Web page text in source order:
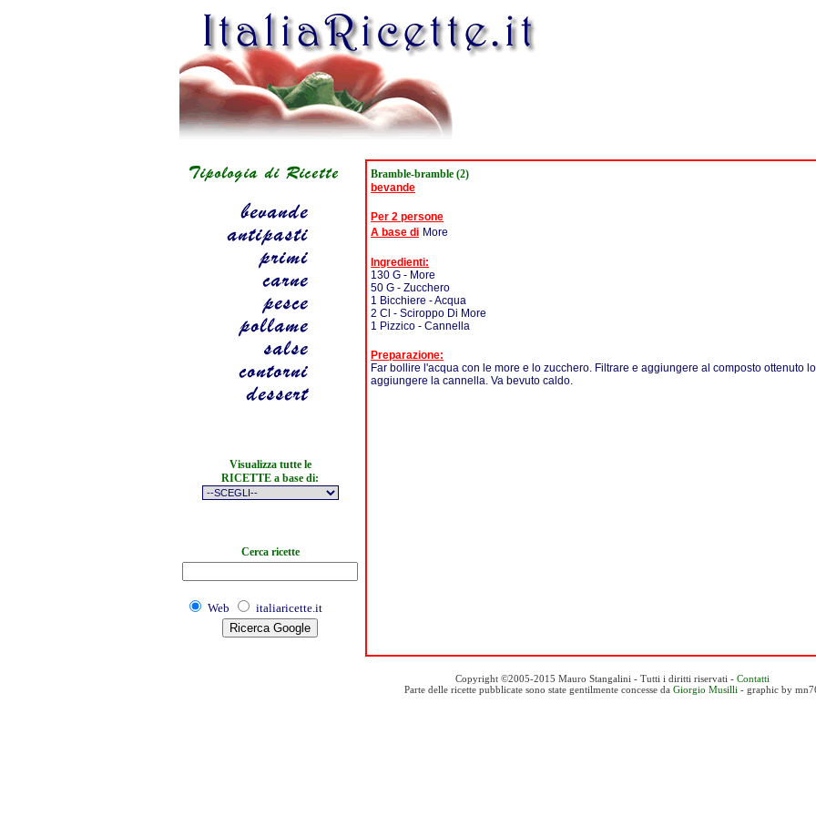
Visualizza tutte le
RICETTE a base di:
Cerca ricette
Web italiaricette.it
Bramble-bramble (2)
bevande
Per 2 persone
A base di More
Ingredienti:
130 G - More
50 G - Zucchero
1 Bicchiere - Acqua
2 Cl - Sciroppo Di More
1 Pizzico - Cannella
Preparazione:
Far bollire l'acqua con le more e lo zucchero. Filtrare e aggiungere al composto ottenuto
aggiungere la cannella. Va bevuto caldo.
Copyright ©2005-2015 Mauro Stangalini - Tutti i diritti riservati - Contatti
Parte delle ricette pubblicate sono state gentilmente concesse da Giorgio Musilli - graphic by